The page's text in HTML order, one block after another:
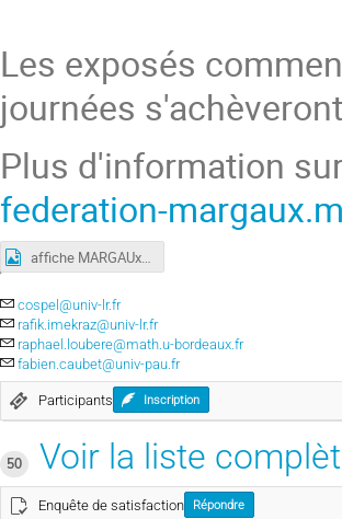
Les exposés
journées
Plus d'information
federation-
affiche MARGAUx 2021.jpg
cospel@univ-lr.fr
rafik.imekraz@univ-lr.fr
raphael.loubere@math.u-bordeaux.fr
fabien.caubet@univ-pau.fr
Participants Inscription
50
Voir la liste
Enquête de satisfaction Répondre